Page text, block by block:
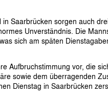
Saarbrücken sorgen auch
Unverständnis. Die
sich am späten
Aufbruchstimmung vor, die
sowie dem überragenden
Dienstag in Saarbrücken